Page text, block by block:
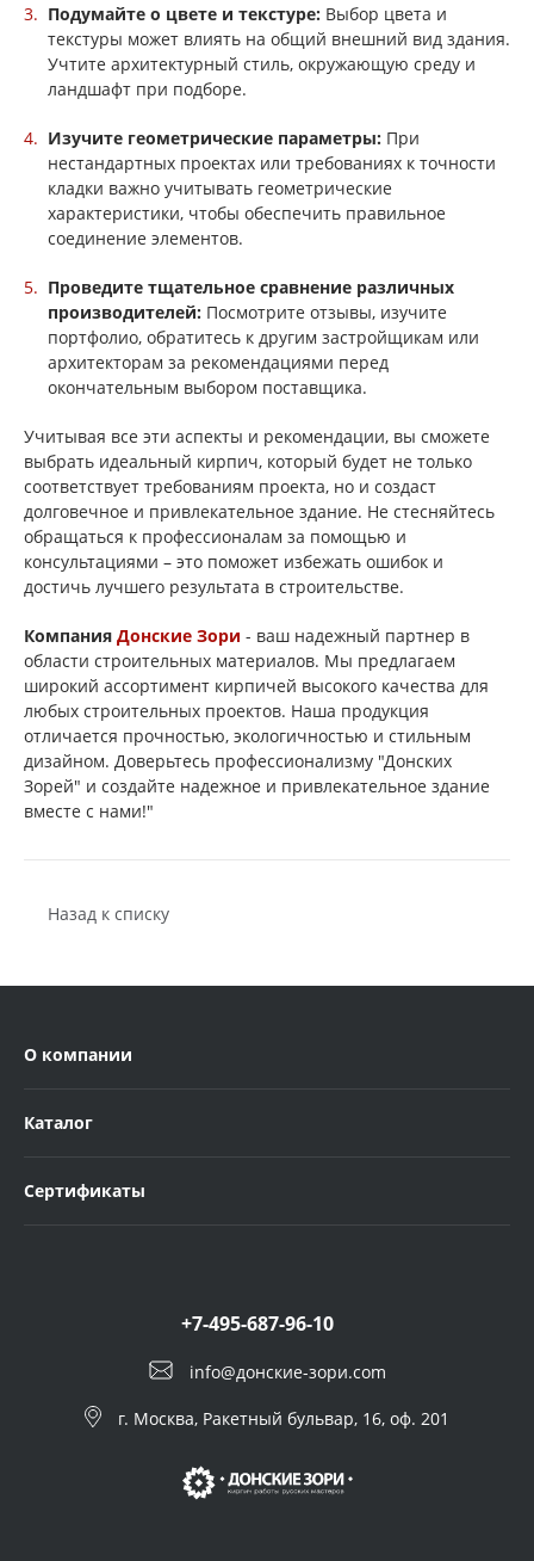
Подумайте о цвете и текстуре: Выбор цвета и
текстуры может влиять на общий внешний вид здания.
Учтите архитектурный стиль, окружающую среду и
ландшафт при подборе.
Изучите геометрические параметры: При
нестандартных проектах или требованиях к точности
кладки важно учитывать геометрические
характеристики, чтобы обеспечить правильное
соединение элементов.
Проведите тщательное сравнение различных
производителей: Посмотрите отзывы, изучите
портфолио, обратитесь к другим застройщикам или
архитекторам за рекомендациями перед
окончательным выбором поставщика.
Учитывая все эти аспекты и рекомендации, вы сможете
выбрать идеальный кирпич, который будет не только
соответствует требованиям проекта, но и создаст
долговечное и привлекательное здание. Не стесняйтесь
обращаться к профессионалам за помощью и
консультациями – это поможет избежать ошибок и
достичь лучшего результата в строительстве.
Компания Донские Зори - ваш надежный партнер в
области строительных материалов. Мы предлагаем
широкий ассортимент кирпичей высокого качества для
любых строительных проектов. Наша продукция
отличается прочностью, экологичностью и стильным
дизайном. Доверьтесь профессионализму "Донских
Зорей" и создайте надежное и привлекательное здание
вместе с нами!"
Назад к списку
О компании
Каталог
Сертификаты
info@донские-зори.com
+7-495-687-96-10
г. Москва, Ракетный бульвар, 16, оф. 201